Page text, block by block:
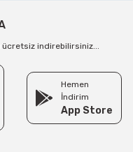
ücretsiz indirebilirsiniz...
Hemen
İndirim
App Store